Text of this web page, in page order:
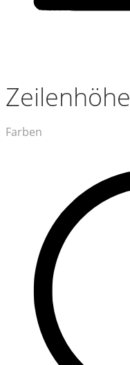
Zeilenhöhe
Farben